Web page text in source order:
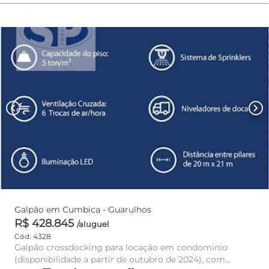
chevron_left chevron_right
Galpão em Cumbica - Guarulhos
R$ 428.845 /aluguel
Cód: 4328
Galpão crossdocking para locação em condominio
(disponibilidade a partir de outubro de 2024), com